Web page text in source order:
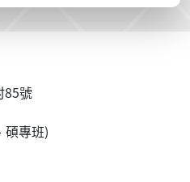
85號
專班)